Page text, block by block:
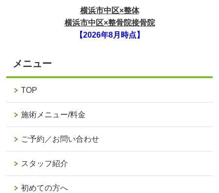
横浜市中区×整体
横浜市中区×整骨院接骨院
【2026年8月時点】
メニュー
TOP
施術メニュー/料金
ご予約／お問い合わせ
スタッフ紹介
初めての方へ